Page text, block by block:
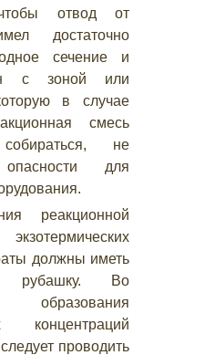
отвод от
достаточно
сечение и
с зоной или
в случае
смесь
не
опасности для
реакционной
должны иметь
рубашку. Во
концентраций
проводить